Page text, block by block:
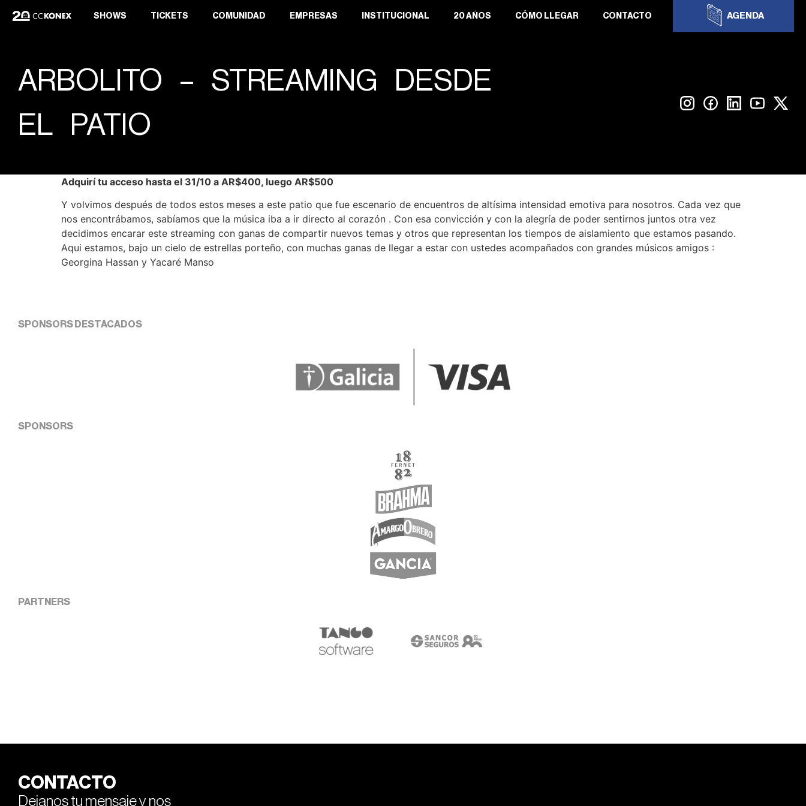
SHOWS TICKETS COMUNIDAD EMPRESAS INSTITUCIONAL 20 AÑOS CÓMO LLEGAR CONTACTO AGENDA
ARBOLITO – STREAMING DESDE
EL PATIO
Adquirí tu acceso hasta el 31/10 a AR$400, luego AR$500
Y volvimos después de todos estos meses a este patio que fue escenario de encuentros de altísima intensidad emotiva para nosotros. Cada vez que
nos encontrábamos, sabíamos que la música iba a ir directo al corazón . Con esa convicción y con la alegría de poder sentirnos juntos otra vez
decidimos encarar este streaming con ganas de compartir nuevos temas y otros que representan los tiempos de aislamiento que estamos pasando.
Aqui estamos, bajo un cielo de estrellas porteño, con muchas ganas de llegar a estar con ustedes acompañados con grandes músicos amigos :
Georgina Hassan y Yacaré Manso
SPONSORS DESTACADOS
SPONSORS
PARTNERS
CONTACTO
Dejanos tu mensaje y nos